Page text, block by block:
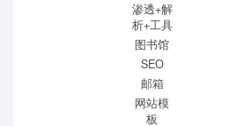
渗透+解
析+工具
图书馆
SEO
邮箱
网站模
板